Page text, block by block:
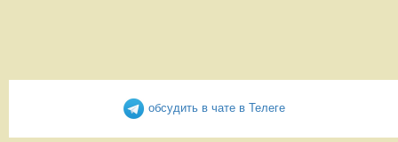
обсудить в чате в Телеге